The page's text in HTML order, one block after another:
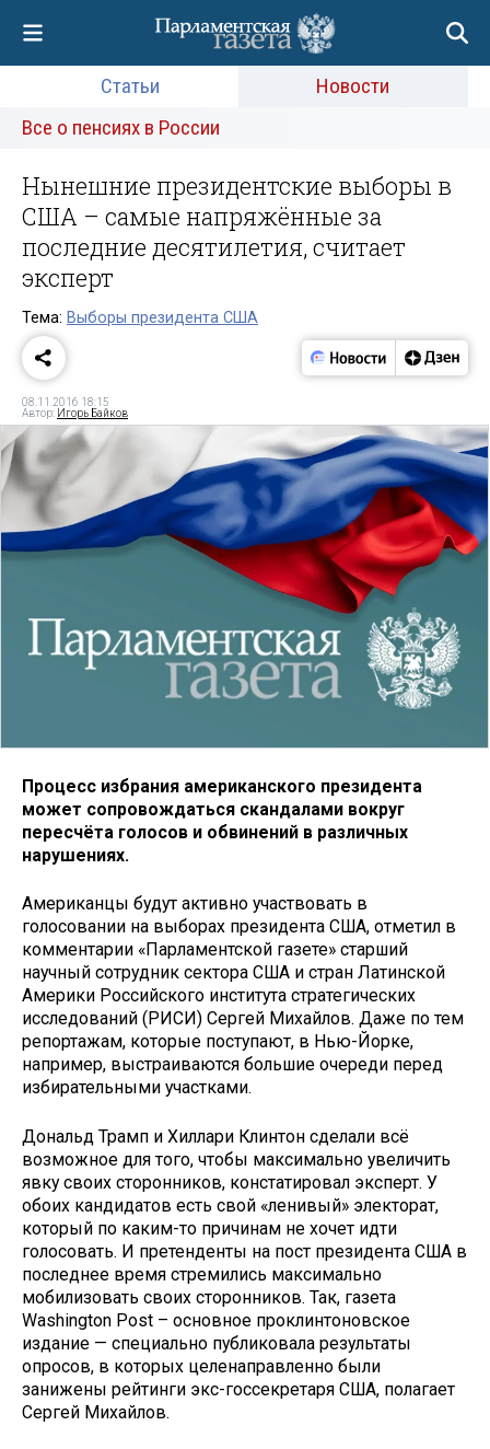
Статьи
Новости
Все о пенсиях в России
Нынешние президентские выборы в
США – самые напряжённые за
последние десятилетия, считает
эксперт
Тема: Выборы президента США
08.11.2016 18:15
Автор: Игорь Байков
Процесс избрания американского президента
может сопровождаться скандалами вокруг
пересчёта голосов и обвинений в различных
нарушениях.
Американцы будут активно участвовать в
голосовании на выборах президента США, отметил в
комментарии «Парламентской газете» старший
научный сотрудник сектора США и стран Латинской
Америки Российского института стратегических
исследований (РИСИ) Сергей Михайлов. Даже по тем
репортажам, которые поступают, в Нью-Йорке,
например, выстраиваются большие очереди перед
избирательными участками.
Дональд Трамп и Хиллари Клинтон сделали всё
возможное для того, чтобы максимально увеличить
явку своих сторонников, констатировал эксперт. У
обоих кандидатов есть свой «ленивый» электорат,
который по каким-то причинам не хочет идти
голосовать. И претенденты на пост президента США в
последнее время стремились максимально
мобилизовать своих сторонников. Так, газета
Washington Post – основное проклинтоновское
издание — специально публиковала результаты
опросов, в которых целенаправленно были
занижены рейтинги экс-госсекретаря США, полагает
Сергей Михайлов.